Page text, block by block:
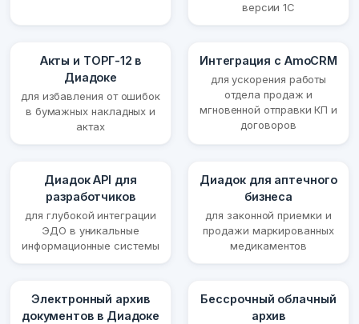
версии 1С
Акты и ТОРГ-12 в
Диадоке
для избавления от ошибок
в бумажных накладных и
актах
Интеграция с AmoCRM
для ускорения работы
отдела продаж и
мгновенной отправки КП и
договоров
Диадок API для
разработчиков
для глубокой интеграции
ЭДО в уникальные
информационные системы
Диадок для аптечного
бизнеса
для законной приемки и
продажи маркированных
медикаментов
Электронный архив
документов в Диадоке
Бессрочный облачный
архив